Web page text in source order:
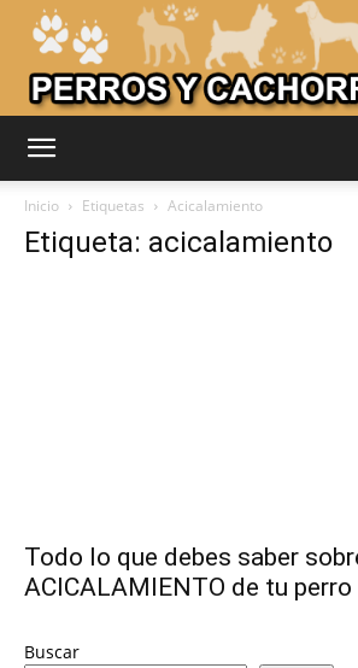
de
Inicio Etiquetas Acicalamiento
Etiqueta: acicalamiento
Todo lo que debes saber
ACICALAMIENTO de tu perro
Buscar